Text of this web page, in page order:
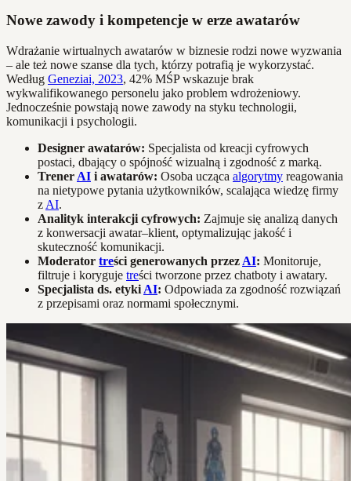
Nowe zawody i kompetencje w erze awatarów
Wdrażanie wirtualnych awatarów w biznesie rodzi nowe wyzwania
– ale też nowe szanse dla tych, którzy potrafią je wykorzystać.
Według Geneziai, 2023, 42% MŚP wskazuje brak
wykwalifikowanego personelu jako problem wdrożeniowy.
Jednocześnie powstają nowe zawody na styku technologii,
komunikacji i psychologii.
Designer awatarów: Specjalista od kreacji cyfrowych
postaci, dbający o spójność wizualną i zgodność z marką.
Trener AI i awatarów: Osoba ucząca algorytmy reagowania
na nietypowe pytania użytkowników, scalająca wiedzę firmy
z AI.
Analityk interakcji cyfrowych: Zajmuje się analizą danych
z konwersacji awatar–klient, optymalizując jakość i
skuteczność komunikacji.
Moderator treści generowanych przez AI: Monitoruje,
filtruje i koryguje treści tworzone przez chatboty i awatary.
Specjalista ds. etyki AI: Odpowiada za zgodność rozwiązań
z przepisami oraz normami społecznymi.